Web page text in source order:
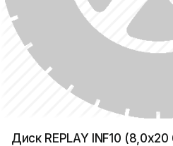
Диск REPLAY INF10